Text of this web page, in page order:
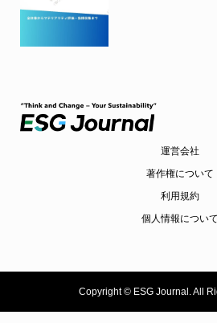
運営会社
著作権について
利用規約
個人情報について
Copyright ©ESG Journal. All